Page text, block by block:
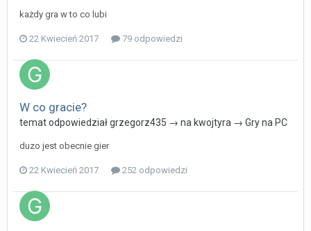
każdy gra w to co lubi
22 Kwiecień 2017 79 odpowiedzi
W co gracie?
temat odpowiedziałgrzegorz435 → na kwojtyra → Gry na PC
duzo jest obecnie gier
22 Kwiecień 2017 252 odpowiedzi